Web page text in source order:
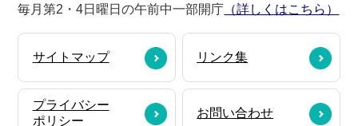
毎月第2・4日曜日の午前中一部開庁 （詳しくはこちら）
サイトマップ リンク集
プライバシー
ポリシー
お問い合わせ